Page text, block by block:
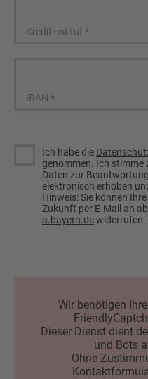
Kreditinstitut *
IBAN *
Ich habe die
genommen. Ich stimme
Daten zur
elektronisch erhoben
Hinweis: Sie können
Zukunft per E-Mail an
a.bayern.de
Wir benötigen
Dieser Dienst dient
und Bots
Ohne